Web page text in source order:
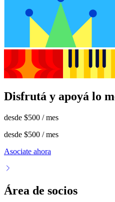
Disfrutá y apoyá lo
desde $500 / mes
desde $500 / mes
Asociate ahora
Área de socios